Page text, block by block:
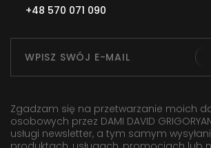
+48 570 071 090
Zgadzam się na przetwarzanie moich
osobowych przez DAMI DAVID
usługi newsletter, a tym samym